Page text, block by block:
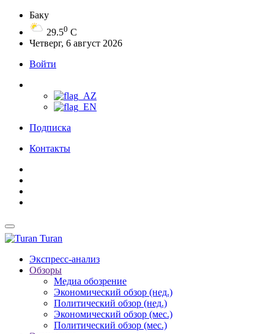
Баку
29.50 C
Четверг, 6 август 2026
Войти
Подписка
Контакты
Turan
Экспресс-анализ
Обзоры
Медиа обозрение
Экономический обзор (нед.)
Политический обзор (нед.)
Экономический обзор (мес.)
Политический обзор (мес.)